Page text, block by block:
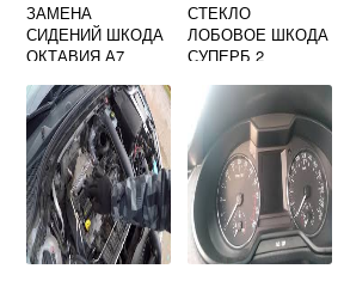
ЗАМЕНА
СИДЕНИЙ ШКОДА
ОКТАВИЯ А7
СТЕКЛО
ЛОБОВОЕ ШКОДА
СУПЕРБ 2